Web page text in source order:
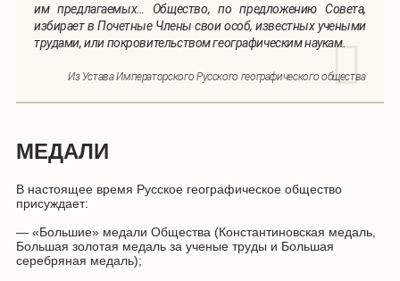
им предлагаемых… Общество, по предложению Совета,
избирает в Почетные Члены свои особ, известных учеными
трудами, или покровительством географическим наукам.
Из Устава Императорского Русского географического общества
МЕДАЛИ
В настоящее время Русское географическое общество
присуждает:
— «Большие» медали Общества (Константиновская медаль,
Большая золотая медаль за ученые труды и Большая
серебряная медаль);